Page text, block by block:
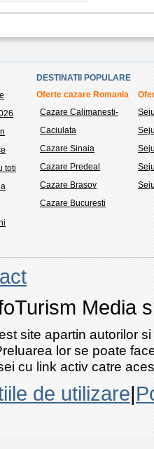
toti
DESTINATII POPULARE
Oferte cazare Romania
Cazare Calimanesti-
Caciulata
Cazare Sinaia
Cazare Predeal
Cazare Brasov
Cazare Bucuresti
Media
site apartin autorilor
lor se poate
cu link activ catre
de utilizare|